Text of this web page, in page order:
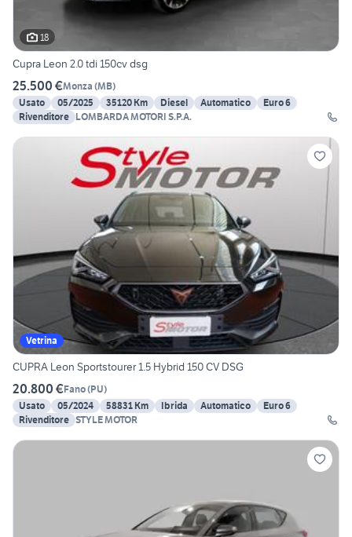
18
Cupra Leon 2.0 tdi 150cv dsg
25.500 €Monza (MB)
Usato
05/2025 35120 Km Diesel Automatico
Euro 6
Rivenditore LOMBARDA MOTORI S.P.A.
Vetrina
CUPRA Leon Sportstourer 1.5 Hybrid 150 CV DSG
20.800 €Fano(PU)
Usato
05/2024 58831 Km Ibrida Automatico
Euro 6
Rivenditore STYLE MOTOR